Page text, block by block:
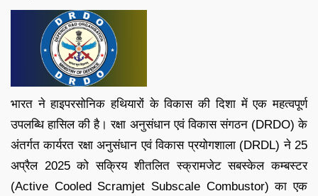
भारत ने हाइपरसोनिक हथियारों के विकास की दिशा में एक महत्वपूर्ण
उपलब्धि हासिल की है। रक्षा अनुसंधान एवं विकास संगठन (DRDO) के
अंतर्गत कार्यरत रक्षा अनुसंधान एवं विकास प्रयोगशाला (DRDL) ने 25
अप्रैल 2025 को सक्रिय शीतलित स्क्रामजेट सबस्केल कम्बस्टर
(Active Cooled Scramjet Subscale Combustor) का एक